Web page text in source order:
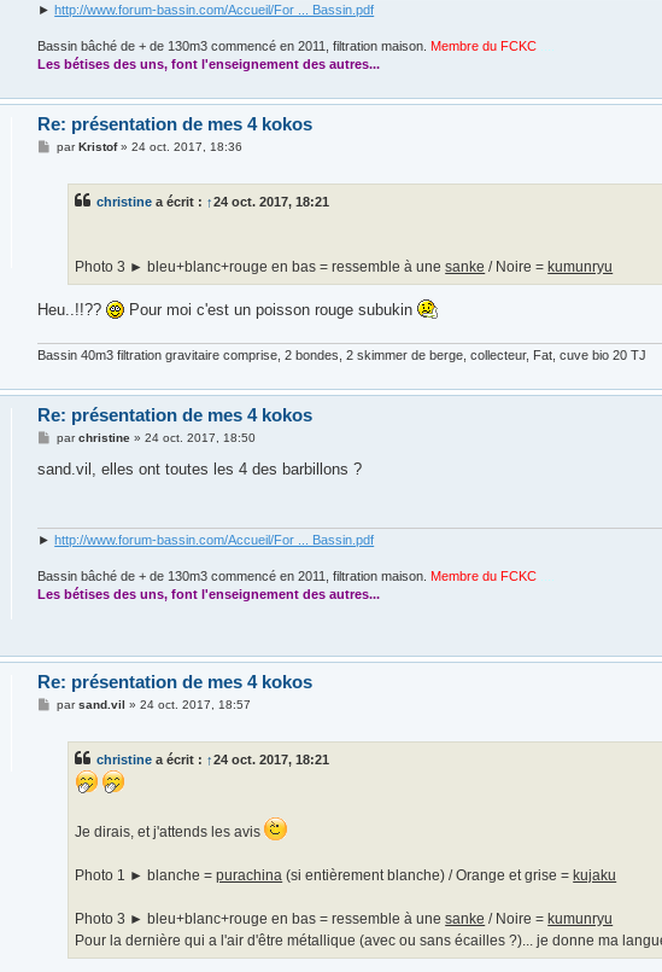
►http://www.forum-bassin.com/Accueil/For ... Bassin.pdf
Bassin bâché de + de 130m3 commencé en 2011, filtration maison. Membre du FCKC
Les bétises des uns, font l'enseignement des autres...
Re: présentation de mes 4 kokos
MparKristof»24 oct. 2017, 18:36
christine a écrit : ↑24 oct. 2017, 18:21
Photo 3 ► bleu+blanc+rouge en bas = ressemble à unesanke / Noire =kumunryu
Heu..!!?? Pour moi c'est un poisson rouge subukin
Bassin 40m3 filtration gravitaire comprise, 2 bondes, 2 skimmer de berge, collecteur, Fat, cuve bio 20 TJ
Re: présentation de mes 4 kokos
M
s
parchristine »24 oct. 2017, 18:50
sand.vil, elles ont toutes les 4 des barbillons ?
►http://www.forum-bassin.com/Accueil/For ... Bassin.pdf
Bassin bâché de + de 130m3 commencé en 2011, filtration maison. Membre du FCKC
Les bétises des uns, font l'enseignement des autres...
Re: présentation de mes 4 kokos
Mparsand.vil »24 oct. 2017, 18:57
christine a écrit : ↑24 oct. 2017, 18:21
Je dirais, et j'attends les avis
Photo 1 ► blanche =purachina (si entièrement blanche) / Orange et grise =kujaku
Photo 3 ► bleu+blanc+rouge en bas = ressemble à unesanke / Noire =kumunryu
Pour la dernière qui a l'air d'être métallique (avec ou sans écailles ?)... je donne ma